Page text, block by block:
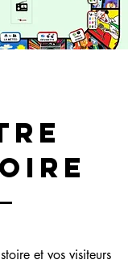
et vos visiteurs